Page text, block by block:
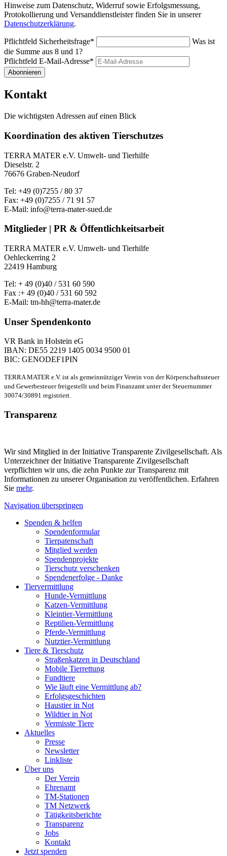
Hinweise zum Datenschutz, Widerruf sowie Erfolgsmessung,
Protokollierung und Versanddienstleister finden Sie in unserer
Datenschutzerklärung.
Pflichtfeld Sicherheitsfrage*
Was ist
die Summe aus 8 und 1?
Pflichtfeld E-Mail-Adresse*
Abonnieren
Kontakt
Die wichtigsten Adressen auf einen Blick
Koordination des aktiven Tierschutzes
TERRA MATER e.V. Umwelt- und Tierhilfe
Dieselstr. 2
76676 Graben-Neudorf
Tel: +49 (0)7255 / 80 37
Fax: +49 (0)7255 / 71 91 57
E-Mail: info@terra-mater-sued.de
Mitglieder | PR & Öffentlichkeitsarbeit
TERRA MATER e.V. Umwelt- und Tierhilfe
Oehleckerring 2
22419 Hamburg
Tel: + 49 (0)40 / 531 60 590
Fax :+ 49 (0)40 / 531 60 592
E-Mail: tm-hh@terra-mater.de
Unser Spendenkonto
VR Bank in Holstein eG
IBAN: DE55 2219 1405 0034 9500 01
BIC: GENODEF1PIN
TERRA MATER e.V. ist als gemeinnütziger Verein von der Körperschaftssteuer
und Gewerbesteuer freigestellt und beim Finanzamt unter der Steuernummer
30074/30891 registriert.
Transparenz
Wir sind Mitglied in der Initiative Transparente Zivilgesellschaft. Als
Unterzeichner der Initiative Transparente Zivilgesellschaft
verpflichten wir uns, die zehn Punkte zur Transparenz mit
Informationen zu unserer Organisation zu veröffentlichen. Erfahren
Sie mehr.
Navigation überspringen
Spenden & helfen
Spendenformular
Tierpatenschaft
Mitglied werden
Spendenprojekte
Tierschutz verschenken
Spendenerfolge - Danke
Tiervermittlung
Hunde-Vermittlung
Katzen-Vermittlung
Kleintier-Vermittlung
Reptilien-Vermittlung
Pferde-Vermittlung
Nutztier-Vermittlung
Tiere & Tierschutz
Straßenkatzen in Deutschland
Mobile Tierrettung
Fundtiere
Wie läuft eine Vermittlung ab?
Erfolgsgeschichten
Haustier in Not
Wildtier in Not
Vermisste Tiere
Aktuelles
Presse
Newsletter
Linkliste
Über uns
Der Verein
Ehrenamt
TM-Stationen
TM Netzwerk
Tätigkeitsberichte
Transparenz
Jobs
Kontakt
Jetzt spenden